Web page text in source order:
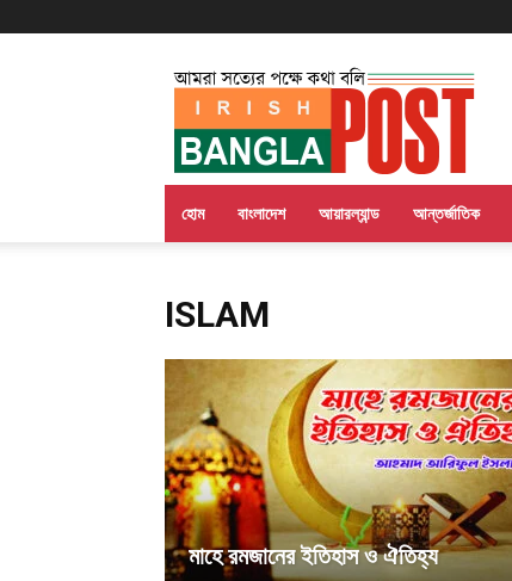
Irish
Bangla
Post
হোম বাংলাদেশ আয়ারল্যান্ড আন্তর্জাতিক
ISLAM
মাহে রমজানের ইতিহাস ও ঐতিহ্য